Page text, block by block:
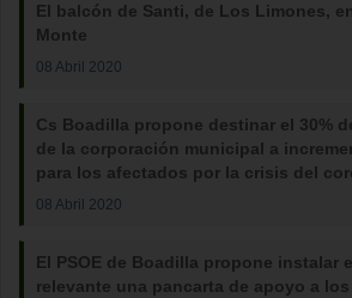
El balcón de Santi, de Los Limones,
Monte
08 Abril 2020
Cs Boadilla propone destinar el 30%
de la corporación municipal a
para los afectados por la crisis del
08 Abril 2020
El PSOE de Boadilla propone instalar
relevante una pancarta de apoyo a